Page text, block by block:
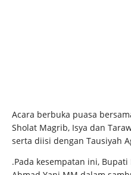
Acara berbuka puasa
Sholat Magrib, Isya dan
serta diisi dengan Tausiyah
.Pada kesempatan ini,